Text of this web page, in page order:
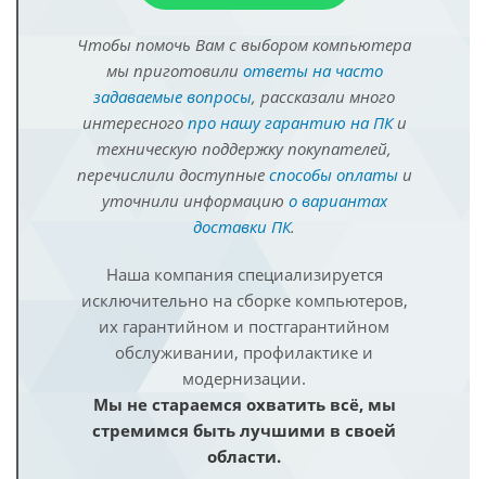
Чтобы помочь Вам с выбором компьютера
мы приготовили ответы на часто
задаваемые вопросы, рассказали много
интересного про нашу гарантию на ПКи
техническую поддержку покупателей,
перечислили доступные способы оплатыи
уточнили информацию о вариантах
доставки ПК.
Наша компания специализируется
исключительно на сборке компьютеров,
их гарантийном и постгарантийном
обслуживании, профилактике и
модернизации.
Мы не стараемся охватить всё, мы
стремимся быть лучшими в своей
области.